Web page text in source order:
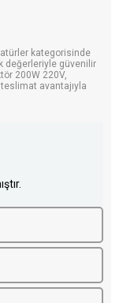
kategorisinde
değerleriyle güvenilir
200W 220V,
avantajıyla